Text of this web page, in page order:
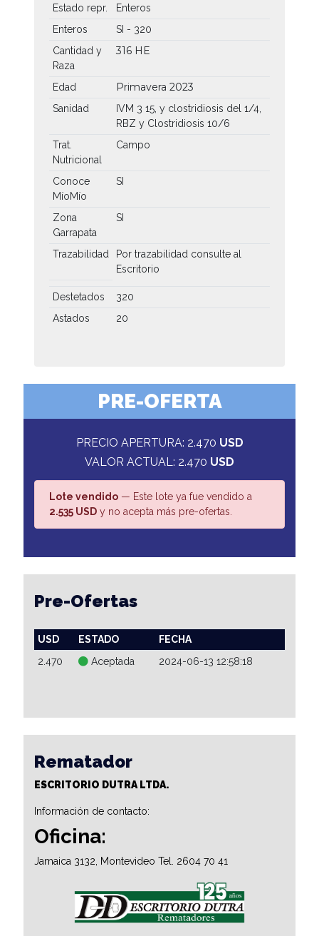
Estado repr.
Enteros
Enteros
SI - 320
Cantidad y
Raza
316 HE
Edad Primavera 2023
Sanidad
IVM 3 15, y clostridiosis del 1/4,
RBZ y Clostridiosis 10/6
Trat.
Nutricional
Campo
Conoce
MíoMío
SI
Zona
Garrapata
SI
Trazabilidad
Por trazabilidad consulte al
Escritorio
Destetados
320
Astados
20
PRE-OFERTA
PRECIO APERTURA: 2.470 USD
VALOR ACTUAL: 2.470 USD
Lote vendido — Este lote ya fue vendido a
2.535 USD y no acepta más pre-ofertas.
Pre-Ofertas
USD ESTADO
FECHA
2.470
Aceptada 2024-06-13 12:58:18
Rematador
ESCRITORIO DUTRA LTDA.
Información de contacto:
Oficina:
Jamaica 3132, Montevideo Tel. 2604 70 41